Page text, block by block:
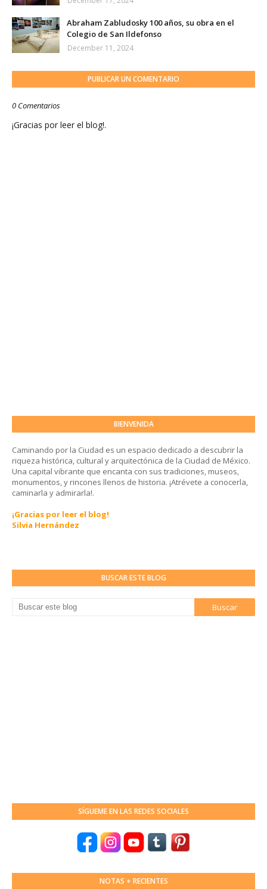
Abraham Zabludosky 100 años, su obra en el
Colegio de San Ildefonso
December 11, 2024
PUBLICAR UN COMENTARIO
0 Comentarios
¡Gracias por leer el blog!.
BIENVENIDA
Caminando por la Ciudad es un espacio dedicado a descubrir la
riqueza histórica, cultural y arquitectónica de la Ciudad de México.
Una capital vibrante que encanta con sus tradiciones, museos,
monumentos, y rincones llenos de historia. ¡Atrévete a conocerla,
caminarla y admirarla!.
¡Gracias por leer el blog!
Silvia Hernández
BUSCAR ESTE BLOG
SÍGUEME EN LAS REDES SOCIALES
NOTAS + RECIENTES